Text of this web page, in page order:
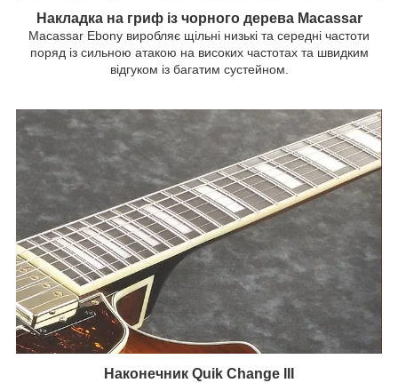
Накладка на гриф із чорного дерева Macassar
Macassar Ebony виробляє щільні низькі та середні частоти
поряд із сильною атакою на високих частотах та швидким
відгуком із багатим сустейном.
Наконечник Quik Change III